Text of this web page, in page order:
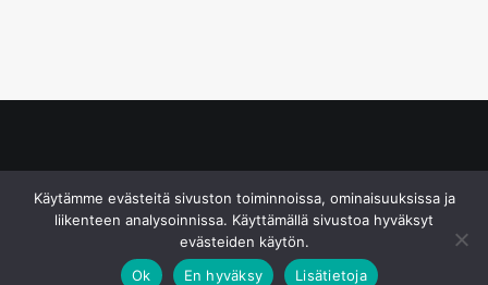
Käytämme evästeitä sivuston toiminnoissa, ominaisuuksissa ja
liikenteen analysoinnissa. Käyttämällä sivustoa hyväksyt
evästeiden käytön.
Ok
En hyväksy Lisätietoja